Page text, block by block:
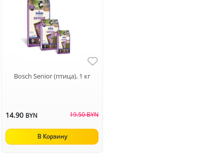
Bosch Senior (птица), 1 кг
14.90 BYN 19.50 BYN
В Корзину